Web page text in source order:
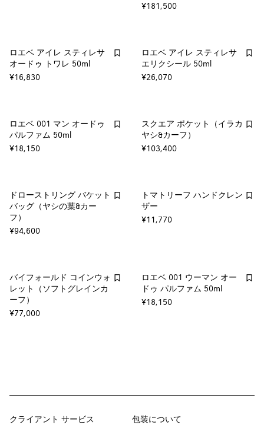
¥181,500
ロエベ アイレ スティレサ
オードゥ トワレ 50ml
¥16,830
ロエベ アイレ スティレサ
エリクシール 50ml
¥26,070
ロエベ 001 マン オードゥ
パルファム 50ml
¥18,150
スクエア ポケット（イラカ
ヤシ&カーフ）
¥103,400
ドローストリング バケット
バッグ（ヤシの葉&カー
フ）
¥94,600
トマトリーフ ハンドクレン
ザー
¥11,770
バイフォールド コインウォ
レット（ソフトグレインカ
ーフ）
¥77,000
ロエベ 001 ウーマン オー
ドゥ パルファム 50ml
¥18,150
クライアント サービス
包装について